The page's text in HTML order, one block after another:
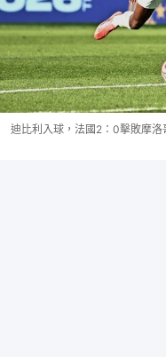
迪比利入球，法國2：0擊敗摩洛